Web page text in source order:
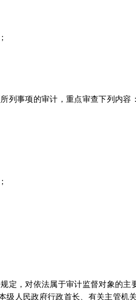
列事项的审计，重点审查下列内容：
定，对依法属于审计监督对象的主
级人民政府行政首长、有关主管机